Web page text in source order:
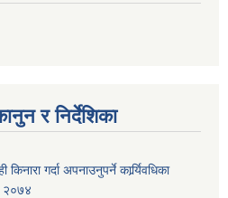
र निर्देशिका
गर्दा अपनाउनुपर्ने कार्र्यिवधिका
२०७४